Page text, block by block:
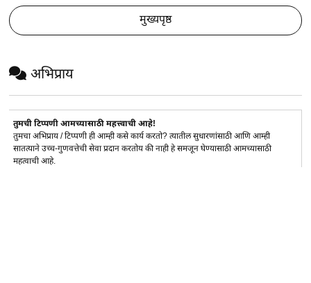
मुख्यपृष्ठ
अभिप्राय
तुमची टिप्पणी आमच्यासाठी महत्त्वाची आहे!
तुमचा अभिप्राय / टिप्पणी ही आम्ही कसे कार्य करतो? त्यातील सुधारणांसाठी आणि आम्ही
सातत्याने उच्च-गुणवत्तेची सेवा प्रदान करतोय की नाही हे समजून घेण्यासाठी आमच्यासाठी
महत्वाची आहे.